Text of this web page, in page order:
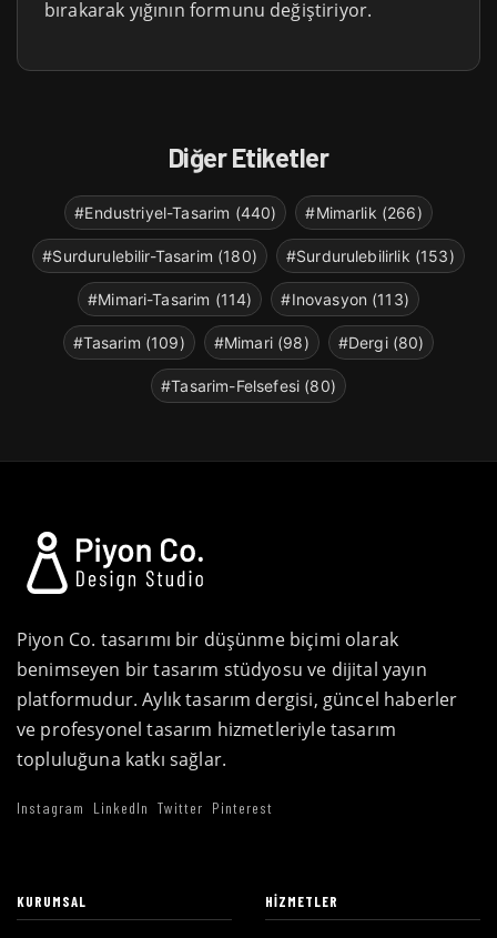
bırakarak yığının formunu değiştiriyor.
Diğer Etiketler
#Endustriyel-Tasarim (440) #Mimarlik (266)
#Surdurulebilir-Tasarim (180) #Surdurulebilirlik (153)
#Mimari-Tasarim (114) #Inovasyon (113)
#Tasarim (109) #Mimari (98) #Dergi (80)
#Tasarim-Felsefesi (80)
Piyon Co. tasarımı bir düşünme biçimi olarak
benimseyen bir tasarım stüdyosu ve dijital yayın
platformudur. Aylık tasarım dergisi, güncel haberler
ve profesyonel tasarım hizmetleriyle tasarım
topluluğuna katkı sağlar.
Instagram LinkedIn Twitter Pinterest
KURUMSAL HIZMETLER